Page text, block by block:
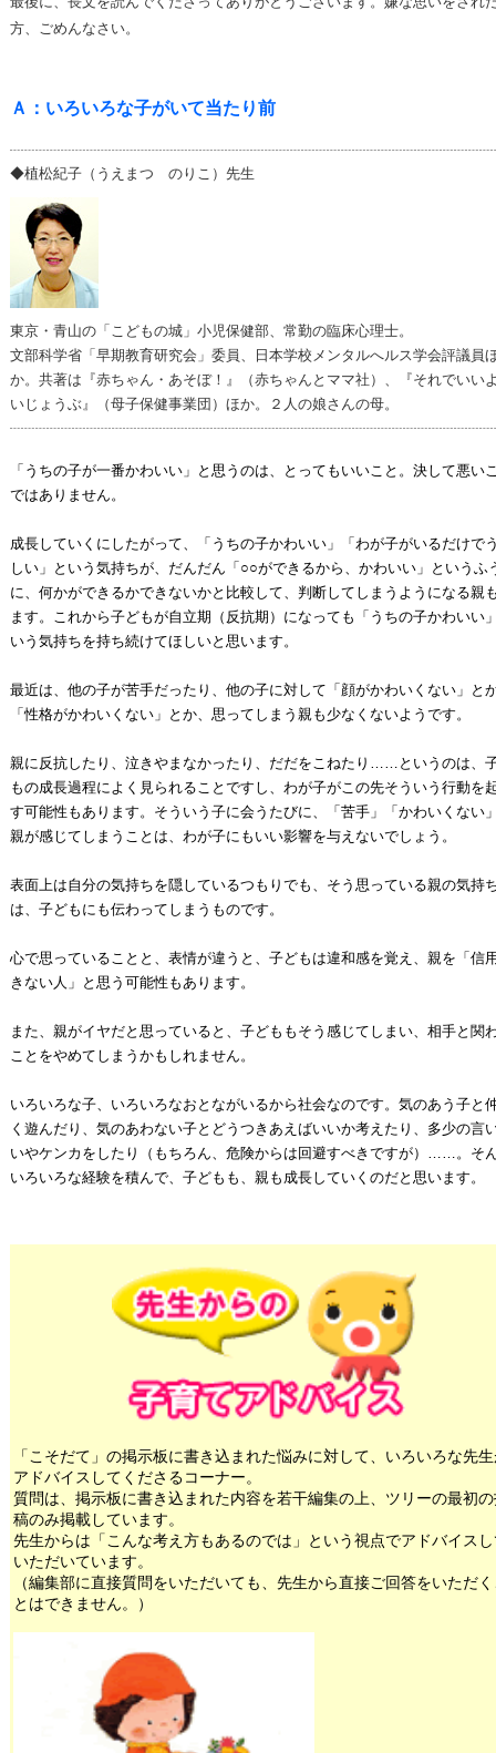
方、ごめんなさい。
Ａ：いろいろな子がいて当たり前
◆植松紀子（うえまつ のりこ）先生
東京・青山の「こどもの城」小児保健部、常勤の臨床心理士。
文部科学省「早期教育研究会」委員、日本学校メンタルへルス学会評議員
か。共著は『赤ちゃん・あそぼ！』（赤ちゃんとママ社）、『それでいい
いじょうぶ』（母子保健事業団）ほか。２人の娘さんの母。
「うちの子が一番かわいい」と思うのは、とってもいいこと。決して悪い
ではありません。
成長していくにしたがって、「うちの子かわいい」「わが子がいるだけで
しい」という気持ちが、だんだん「○○ができるから、かわいい」というふ
に、何かができるかできないかと比較して、判断してしまうようになる親
ます。これから子どもが自立期（反抗期）になっても「うちの子かわいい
いう気持ちを持ち続けてほしいと思います。
最近は、他の子が苦手だったり、他の子に対して「顔がかわいくない」と
「性格がかわいくない」とか、思ってしまう親も少なくないようです。
親に反抗したり、泣きやまなかったり、だだをこねたり……というのは、
もの成長過程によく見られることですし、わが子がこの先そういう行動を
す可能性もあります。そういう子に会うたびに、「苦手」「かわいくない
親が感じてしまうことは、わが子にもいい影響を与えないでしょう。
表面上は自分の気持ちを隠しているつもりでも、そう思っている親の気持
は、子どもにも伝わってしまうものです。
心で思っていることと、表情が違うと、子どもは違和感を覚え、親を「信
きない人」と思う可能性もあります。
また、親がイヤだと思っていると、子どももそう感じてしまい、相手と関
ことをやめてしまうかもしれません。
いろいろな子、いろいろなおとながいるから社会なのです。気のあう子と
く遊んだり、気のあわない子とどうつきあえばいいか考えたり、多少の言
いやケンカをしたり（もちろん、危険からは回避すべきですが）……。そ
いろいろな経験を積んで、子どもも、親も成長していくのだと思います。
「こそだて」の掲示板に書き込まれた悩みに対して、いろいろな先
アドバイスしてくださるコーナー。
質問は、掲示板に書き込まれた内容を若干編集の上、ツリーの最初
稿のみ掲載しています。
先生からは「こんな考え方もあるのでは」という視点でアドバイス
いただいています。
（編集部に直接質問をいただいても、先生から直接ご回答をいただ
とはできません。）